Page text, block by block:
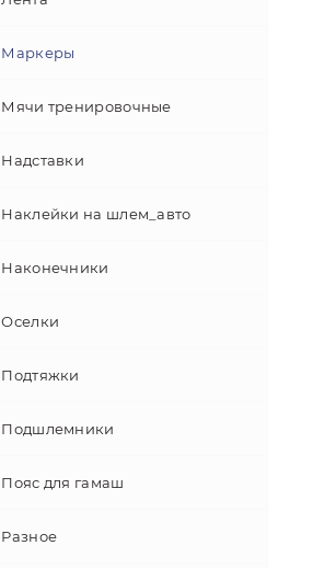
Клюшки для флорбола
Маски вратарские
Хоккейки вратарские
Сумки вратарские
Хоккейки
Шапки
Шарфы
Шорты
Маркеры
Мячи тренировочные
Надставки
Наклейки на шлем_авто
Наконечники
Оселки
Подтяжки
Подшлемники
Пояс для гамаш
Разное